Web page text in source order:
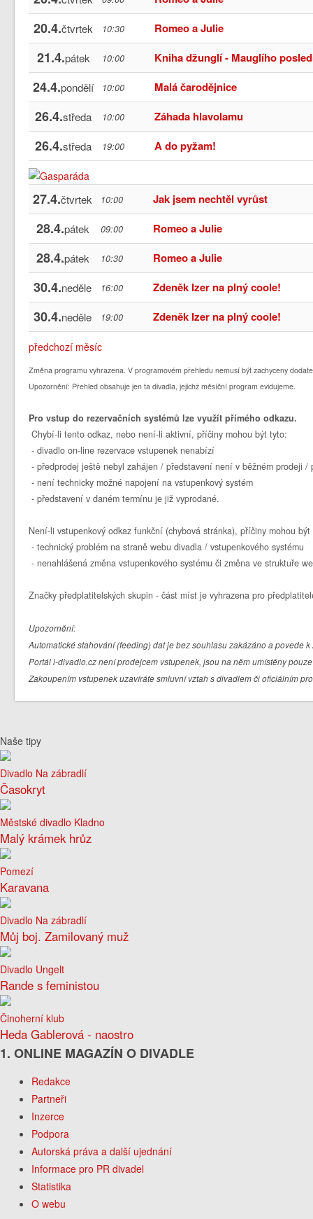
20.4.čtvrtek 10:30 Romeo a Julie
21.4.pátek 10:00 Kniha džunglí - Mauglího
24.4.pondělí 10:00 Malá čarodějnice
26.4.středa 10:00 Záhada hlavolamu
26.4.středa 19:00 A do pyžam!
27.4.čtvrtek 10:00 Jak jsem nechtěl vyrůst
28.4.pátek 09:00 Romeo a Julie
28.4.pátek 10:30 Romeo a Julie
30.4.neděle 16:00 Zdeněk Izer na plný coole!
30.4.neděle 19:00 Zdeněk Izer na plný coole!
předchozí měsíc
Změna programu vyhrazena. V programovém přehledu nemusí být zachyceny
Upozornění: Přehled obsahuje jen ta divadla, jejichž měsíční program evidujeme.
Pro vstup do rezervačních systémů lze využít přímého odkazu.
Chybí-li tento odkaz, nebo není-li aktivní, příčiny mohou být tyto:
- divadlo on-line rezervace vstupenek nenabízí
- předprodej ještě nebyl zahájen / představení není v běžném prodeji /
- není technicky možné napojení na vstupenkový systém
- představení v daném termínu je již vyprodané.
Není-li vstupenkový odkaz funkční (chybová stránka), příčiny mohou
- technický problém na straně webu divadla / vstupenkového systému
- nenahlášená změna vstupenkového systému či změna ve struktuře
Značky předplatitelských skupin - část míst je vyhrazena pro
Upozornění:
Automatické stahování (feeding) dat je bez souhlasu zakázáno a povede
Portál i-divadlo.cz není prodejcem vstupenek, jsou na něm umístěny
Zakoupením vstupenek uzavíráte smluvní vztah s divadlem či oficiálním
Naše tipy
Divadlo Na zábradlí
Časokryt
Městské divadlo Kladno
Malý krámek hrůz
Pomezí
Karavana
Divadlo Na zábradlí
Můj boj. Zamilovaný muž
Divadlo Ungelt
Rande s feministou
Činoherní klub
Heda Gablerová - naostro
1. ONLINE MAGAZÍN O DIVADLE
Redakce
Partneři
Inzerce
Podpora
Autorská práva a další ujednání
Informace pro PR divadel
Statistika
O webu